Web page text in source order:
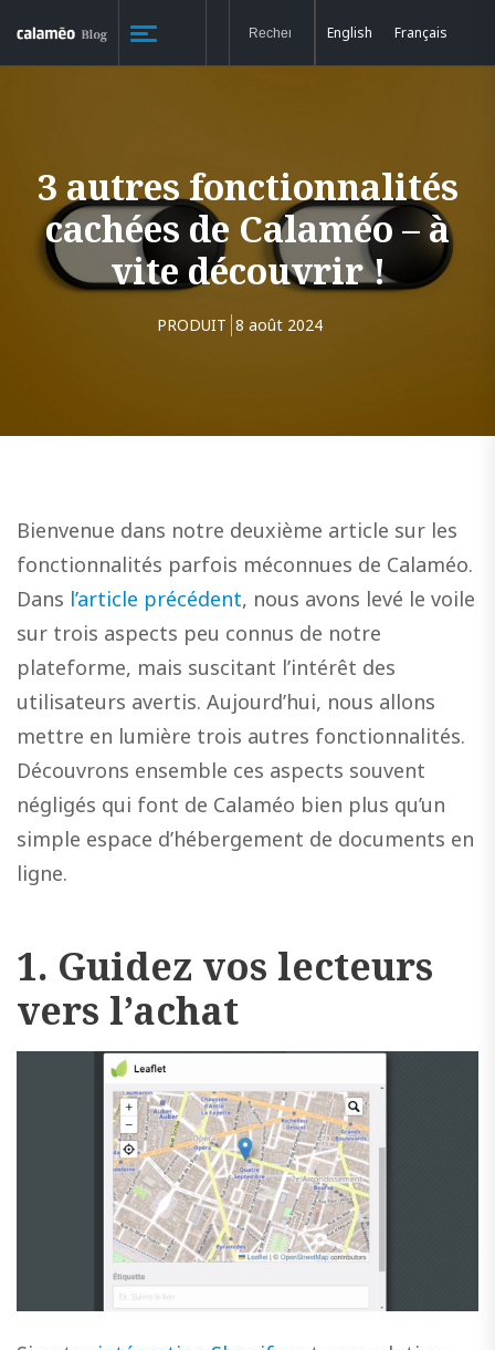
English Français
3 autres fonctionnalités
cachées de Calaméo – à
vite découvrir !
PRODUIT 8 août 2024
Bienvenue dans notre deuxième article sur les
fonctionnalités parfois méconnues de Calaméo.
Dans l’article précédent, nous avons levé le voile
sur trois aspects peu connus de notre
plateforme, mais suscitant l’intérêt des
utilisateurs avertis. Aujourd’hui, nous allons
mettre en lumière trois autres fonctionnalités.
Découvrons ensemble ces aspects souvent
négligés qui font de Calaméo bien plus qu’un
simple espace d’hébergement de documents en
ligne.
1. Guidez vos lecteurs
vers l’achat